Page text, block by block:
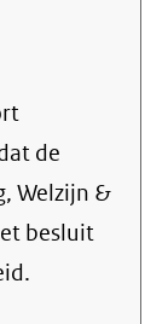
de
Welzijn &
besluit